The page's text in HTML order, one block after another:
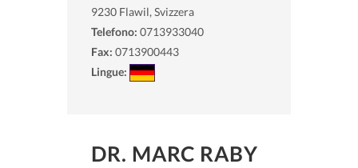
9230 Flawil, Svizzera
Telefono: 0713933040
Fax: 0713900443
Lingue:
DR. MARC RABY